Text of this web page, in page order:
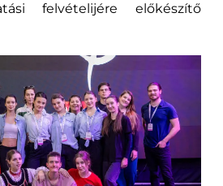
felvételijére előkészítő